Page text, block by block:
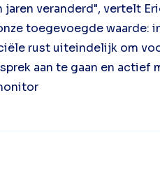
jaren veranderd", vertelt
toegevoegde waarde:
rust uiteindelijk om
aan te gaan en actief